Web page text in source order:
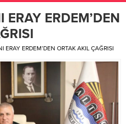
ERDEM’DEN
ERAY ERDEM’DEN ORTAK AKIL ÇAĞRISI